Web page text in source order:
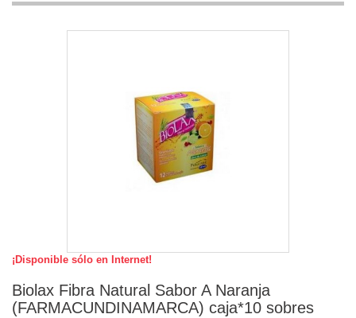
¡Disponible sólo en Internet!
Biolax Fibra Natural Sabor A Naranja
(FARMACUNDINAMARCA) caja*10 sobres